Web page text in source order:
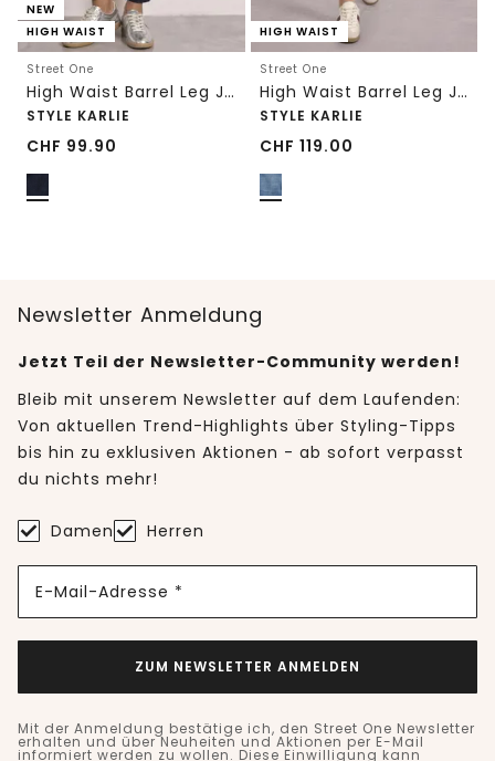
NEW
HIGH WAIST
Street One
High Waist Barrel Leg Jeans im Loose Fit
STYLE KARLIE
CHF 99.90
HIGH WAIST
Street One
High Waist Barrel Leg Jeans im Loose Fit
STYLE KARLIE
CHF 119.00
Newsletter Anmeldung
Jetzt Teil der Newsletter-Community werden!
Bleib mit unserem Newsletter auf dem Laufenden:
Von aktuellen Trend-Highlights über Styling-Tipps
bis hin zu exklusiven Aktionen - ab sofort verpasst
du nichts mehr!
Damen Herren
E-Mail-Adresse *
ZUM NEWSLETTER ANMELDEN
Mit der Anmeldung bestätige ich, den Street One Newsletter
erhalten und über Neuheiten und Aktionen per E-Mail
informiert werden zu wollen. Diese Einwilligung kann